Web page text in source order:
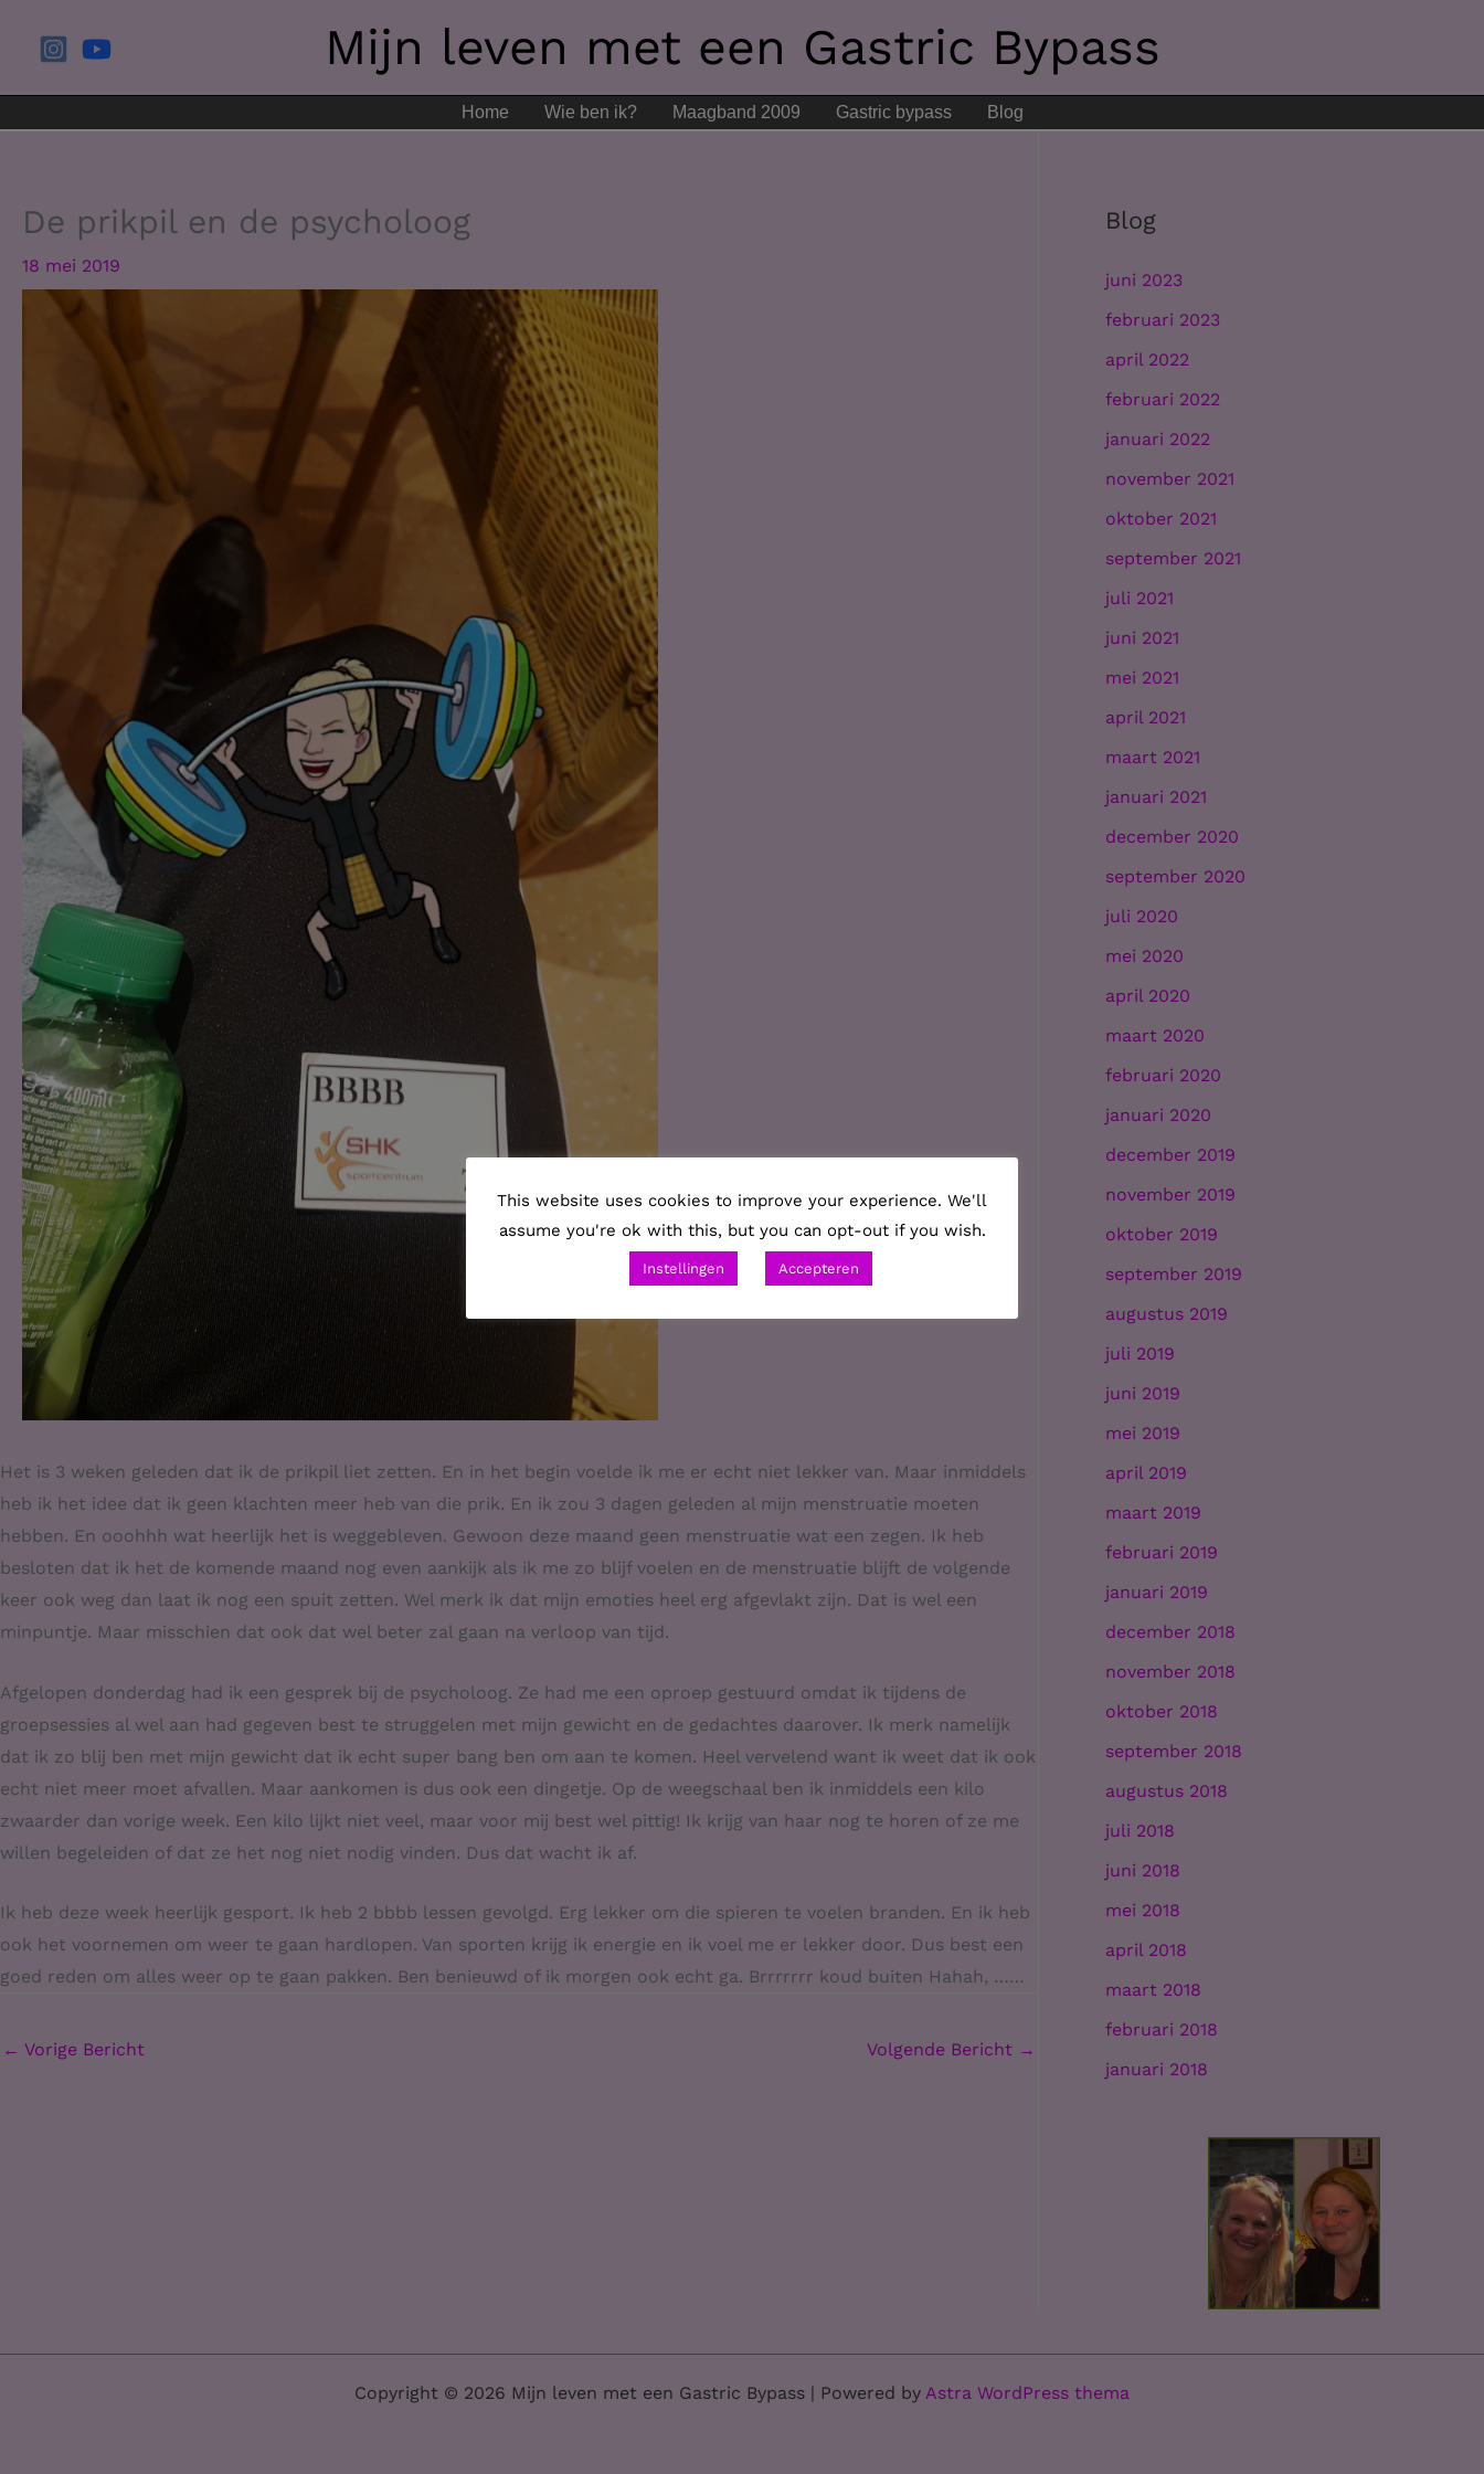
Mijn leven met een Gastric Bypass
Home Wie ben ik? Maagband 2009 Gastric bypass Blog
De prikpil en de psycholoog
18 mei 2019
Het is 3 weken geleden dat ik de prikpil liet zetten. En in het begin voelde ik me er echt niet lekker van. Maar inmiddels
heb ik het idee dat ik geen klachten meer heb van die prik. En ik zou 3 dagen geleden al mijn menstruatie moeten
hebben. En ooohhh wat heerlijk het is weggebleven. Gewoon deze maand geen menstruatie wat een zegen. Ik heb
besloten dat ik het de komende maand nog even aankijk als ik me zo blijf voelen en de menstruatie blijft de volgende
keer ook weg dan laat ik nog een spuit zetten. Wel merk ik dat mijn emoties heel erg afgevlakt zijn. Dat is wel een
minpuntje. Maar misschien dat ook dat wel beter zal gaan na verloop van tijd.
Afgelopen donderdag had ik een gesprek bij de psycholoog. Ze had me een oproep gestuurd omdat ik tijdens de
groepsessies al wel aan had gegeven best te struggelen met mijn gewicht en de gedachtes daarover. Ik merk namelijk
dat ik zo blij ben met mijn gewicht dat ik echt super bang ben om aan te komen. Heel vervelend want ik weet dat ik ook
echt niet meer moet afvallen. Maar aankomen is dus ook een dingetje. Op de weegschaal ben ik inmiddels een kilo
zwaarder dan vorige week. Een kilo lijkt niet veel, maar voor mij best wel pittig! Ik krijg van haar nog te horen of ze me
willen begeleiden of dat ze het nog niet nodig vinden. Dus dat wacht ik af.
Ik heb deze week heerlijk gesport. Ik heb 2 bbbb lessen gevolgd. Erg lekker om die spieren te voelen branden. En ik heb
ook het voornemen om weer te gaan hardlopen. Van sporten krijg ik energie en ik voel me er lekker door. Dus best een
goed reden om alles weer op te gaan pakken. Ben benieuwd of ik morgen ook echt ga. Brrrrrrr koud buiten Hahah, ……
← Vorige Bericht Volgende Bericht →
Blog
juni 2023
februari 2023
april 2022
februari 2022
januari 2022
november 2021
oktober 2021
september 2021
juli 2021
juni 2021
mei 2021
april 2021
maart 2021
januari 2021
december 2020
september 2020
juli 2020
mei 2020
april 2020
maart 2020
februari 2020
januari 2020
december 2019
november 2019
oktober 2019
september 2019
augustus 2019
juli 2019
juni 2019
mei 2019
april 2019
maart 2019
februari 2019
januari 2019
december 2018
november 2018
oktober 2018
september 2018
augustus 2018
juli 2018
juni 2018
mei 2018
april 2018
maart 2018
februari 2018
januari 2018
Copyright © 2026 Mijn leven met een Gastric Bypass | Powered by Astra WordPress thema
This website uses cookies to improve your experience. We'll
assume you're ok with this, but you can opt-out if you wish.
Instellingen Accepteren